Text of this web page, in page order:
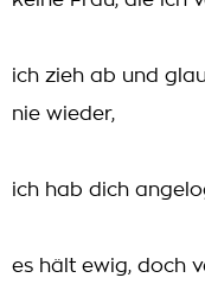
ich zieh ab und
nie wieder,
ich hab dich
es hält ewig, doch